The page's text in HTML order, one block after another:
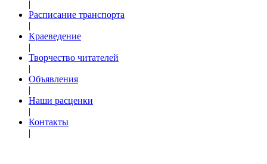
|
Расписание транспорта
|
Краеведение
|
Творчество читателей
|
Объявления
|
Наши расценки
|
Контакты
|